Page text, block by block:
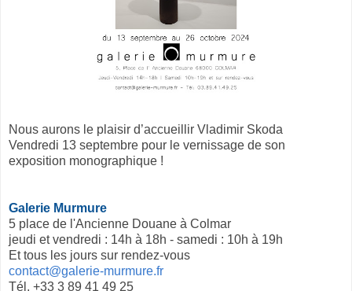
Nous aurons le plaisir d’accueillir Vladimir Skoda
Vendredi 13 septembre pour le vernissage de son
exposition monographique !
Galerie Murmure
5 place de l'Ancienne Douane à Colmar
jeudi et vendredi : 14h à 18h - samedi : 10h à 19h
Et tous les jours sur rendez-vous
contact@galerie-murmure.fr
Tél. +33 3 89 41 49 25